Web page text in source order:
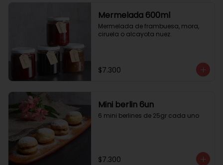
Mermelada 600ml
Mermelada de frambuesa, mora,
ciruela o alcayota nuez.
$7.300
Mini berlin 6un
6 mini berlines de 25gr cada uno
$7.300